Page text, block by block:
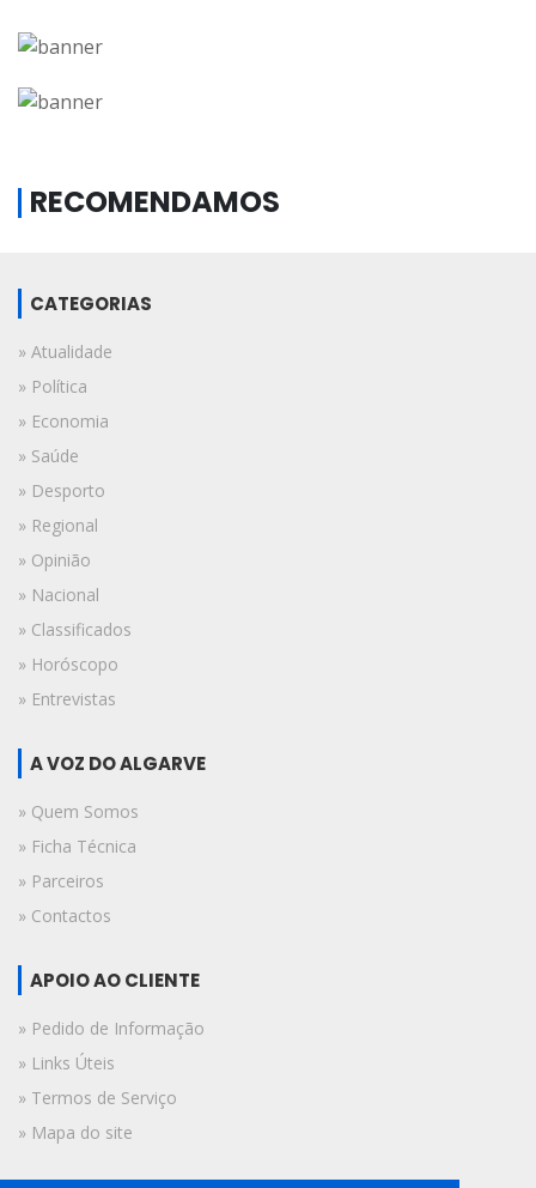
RECOMENDAMOS
CATEGORIAS
» Atualidade
» Política
» Economia
» Saúde
» Desporto
» Regional
» Opinião
» Nacional
» Classificados
» Horóscopo
» Entrevistas
A VOZ DO ALGARVE
» Quem Somos
» Ficha Técnica
» Parceiros
» Contactos
APOIO AO CLIENTE
» Pedido de Informação
» Links Úteis
» Termos de Serviço
» Mapa do site